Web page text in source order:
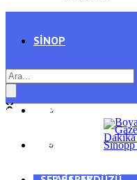
SINOP
AYANCIK
GENEL
SPOR